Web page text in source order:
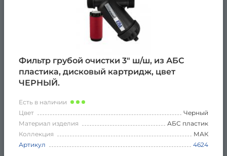
Фильтр грубой очистки 3" ш/ш, из АБС
пластика, дисковый картридж, цвет
ЧЕРНЫЙ.
Есть в наличии
Цвет
Черный
Материал изделия
АБС пластик
Коллекция
МАК
Артикул
4624